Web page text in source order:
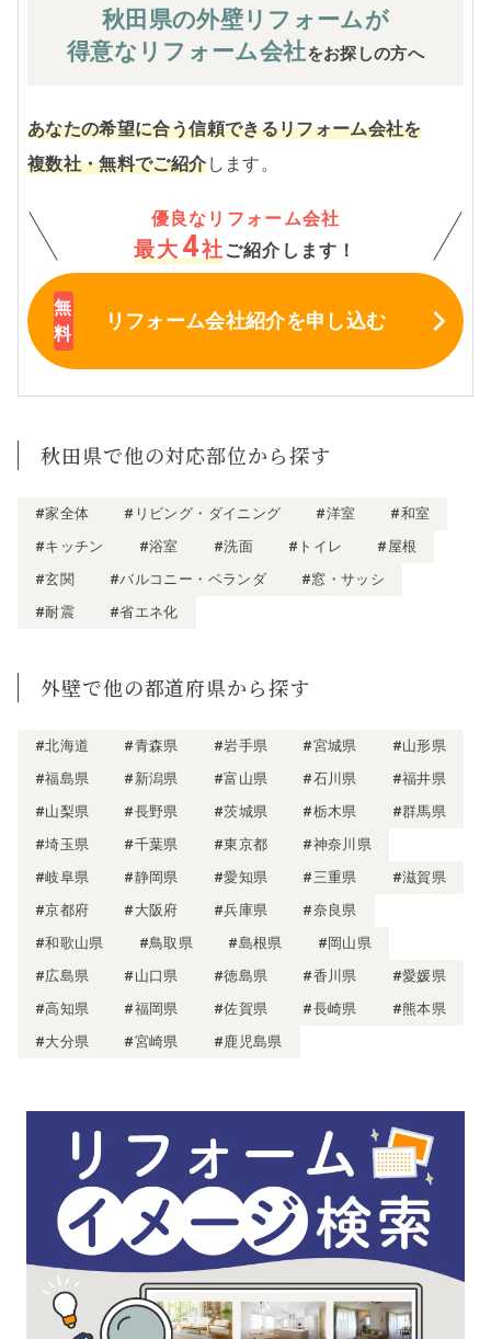
秋田県の外壁 リフォームが
得意なリフォーム会社をお探しの方へ
あなたの希望に合う信頼できるリフォーム会社を
複数社・無料でご紹介します。
優良なリフォーム会社
最大 4社 ご紹介します！
リフォーム会社紹介を申し込む
秋田県で他の対応部位から探す
#家全体 #リビング・ダイニング #洋室
#和室
#キッチン
#浴室 #洗面 #トイレ
#屋根
#玄関
#バルコニー・ベランダ
#窓・サッシ
#耐震
#省エネ化
外壁で他の都道府県から探す
#北海道 #青森県 #岩手県 #宮城県
#山形県
#福島県
#新潟県 #富山県 #石川県
#福井県
#山梨県
#長野県 #茨城県 #栃木県
#群馬県
#埼玉県
#千葉県 #東京都
#神奈川県
#岐阜県
#静岡県 #愛知県 #三重県
#滋賀県
#京都府
#大阪府 #兵庫県
#奈良県
#和歌山県
#鳥取県 #島根県
#岡山県
#広島県
#山口県 #徳島県 #香川県
#愛媛県
#高知県
#福岡県 #佐賀県 #長崎県
#熊本県
#大分県
#宮崎県 #鹿児島県